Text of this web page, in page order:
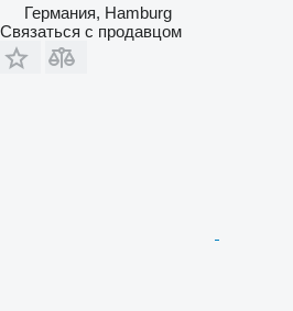
Германия, Hamburg
Связаться с продавцом